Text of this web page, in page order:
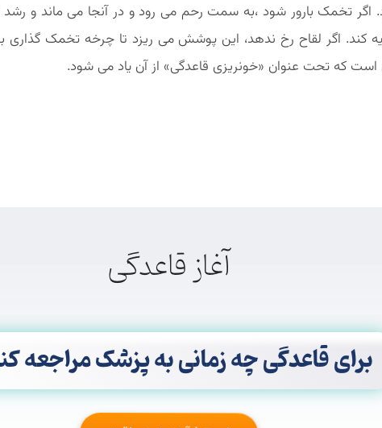
اگر تخمک بارور شود ،به سمت رحم می رود و در آنجا می ماند
کند. اگر لقاح رخ ندهد، این پوشش می ریزد تا چرخه تخمک گذاری
است که تحت عنوان «خونریزی قاعدگی» از آن یاد می شود.
آغاز قاعدگی
برای قاعدگی چه زمانی به پزشک مراجعه